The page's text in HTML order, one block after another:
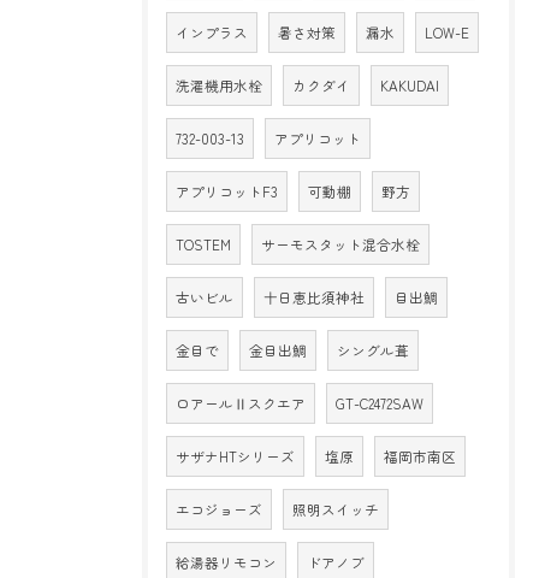
インプラス 暑さ対策 漏水 LOW-E
洗濯機用水栓 カクダイ KAKUDAI
732-003-13 アプリコット
アプリコットF3 可動棚 野方
TOSTEM サーモスタット混合水栓
古いビル 十日恵比須神社 目出鯛
金目で 金目出鯛 シングル葺
ロアールⅡスクエア GT-C2472SAW
サザナHTシリーズ 塩原 福岡市南区
エコジョーズ 照明スイッチ
給湯器リモコン ドアノブ